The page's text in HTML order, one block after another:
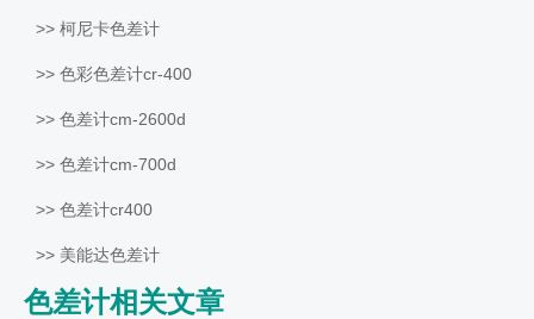
>> 柯尼卡色差计
>> 色彩色差计cr-400
>> 色差计cm-2600d
>> 色差计cm-700d
>> 色差计cr400
>> 美能达色差计
色差计相关文章